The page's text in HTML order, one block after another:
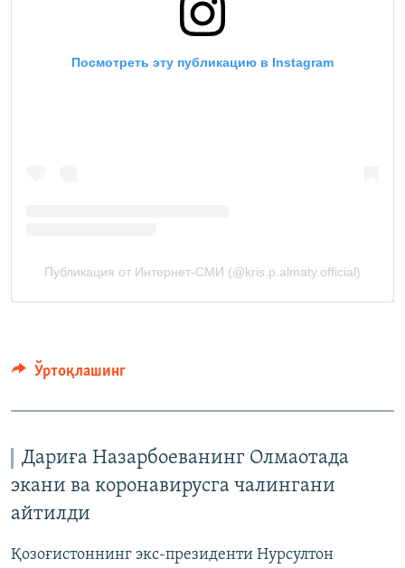
Ўртоқлашинг
Дариға Назарбоеванинг Олмаотада
экани ва коронавирусга чалингани
айтилди
Қозоғистоннинг экс-президенти Нурсултон